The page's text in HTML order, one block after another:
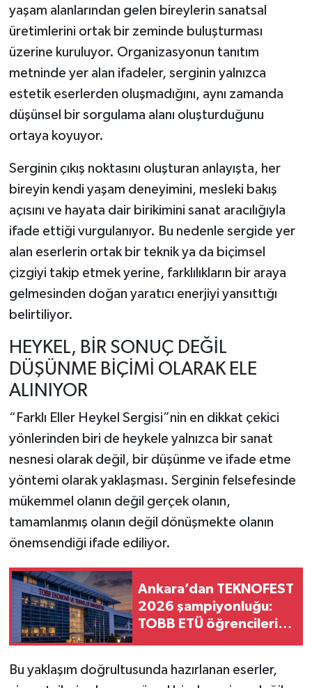
yaşam alanlarından gelen bireylerin sanatsal
üretimlerini ortak bir zeminde buluşturması
üzerine kuruluyor. Organizasyonun tanıtım
metninde yer alan ifadeler, serginin yalnızca
estetik eserlerden oluşmadığını, aynı zamanda
düşünsel bir sorgulama alanı oluşturduğunu
ortaya koyuyor.
Serginin çıkış noktasını oluşturan anlayışta, her
bireyin kendi yaşam deneyimini, mesleki bakış
açısını ve hayata dair birikimini sanat aracılığıyla
ifade ettiği vurgulanıyor. Bu nedenle sergide yer
alan eserlerin ortak bir teknik ya da biçimsel
çizgiyi takip etmek yerine, farklılıkların bir araya
gelmesinden doğan yaratıcı enerjiyi yansıttığı
belirtiliyor.
HEYKEL, BİR SONUÇ DEĞİL
DÜŞÜNME BİÇİMİ OLARAK ELE
ALINIYOR
“Farklı Eller Heykel Sergisi”nin en dikkat çekici
yönlerinden biri de heykele yalnızca bir sanat
nesnesi olarak değil, bir düşünme ve ifade etme
yöntemi olarak yaklaşması. Serginin felsefesinde
mükemmel olanın değil gerçek olanın,
tamamlanmış olanın değil dönüşmekte olanın
önemsendiği ifade ediliyor.
Ankara’dan TEKNOFEST
2026 şampiyonluğu:
TOBB ETÜ öğrencileri
Bu yaklaşım doğrultusunda hazırlanan eserler,